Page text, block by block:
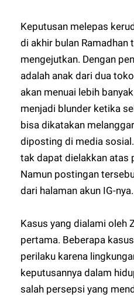
Keputusan melepas
di akhir bulan Ramadhan
mengejutkan. Dengan
adalah anak dari dua
akan menuai lebih
menjadi blunder ketika
bisa dikatakan
diposting di media
tak dapat dielakkan atas
Namun postingan
dari halaman akun IG-nya.
Kasus yang dialami oleh
pertama. Beberapa
perilaku karena
keputusannya dalam
salah persepsi yang